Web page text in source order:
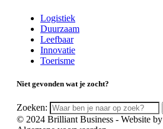
Logistiek
Duurzaam
Leefbaar
Innovatie
Toerisme
Niet gevonden wat je zocht?
Zoeken:
© 2024 Brilliant Business - Website by